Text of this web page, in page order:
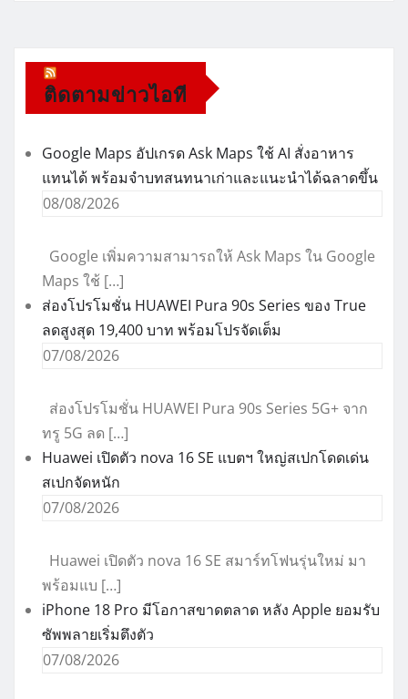
ติดตามข่าวไอที
Google Maps อัปเกรด Ask Maps ใช้ AI สั่งอาหาร
แทนได้ พร้อมจำบทสนทนาเก่าและแนะนำได้ฉลาดขึ้น
08/08/2026
Google เพิ่มความสามารถให้ Ask Maps ใน Google
Maps ใช้ […]
ส่องโปรโมชั่น HUAWEI Pura 90s Series ของ True
ลดสูงสุด 19,400 บาท พร้อมโปรจัดเต็ม
07/08/2026
ส่องโปรโมชั่น HUAWEI Pura 90s Series 5G+ จาก
ทรู 5G ลด […]
Huawei เปิดตัว nova 16 SE แบตฯ ใหญ่สเปกโดดเด่น
สเปกจัดหนัก
07/08/2026
Huawei เปิดตัว nova 16 SE สมาร์ทโฟนรุ่นใหม่ มา
พร้อมแบ […]
iPhone 18 Pro มีโอกาสขาดตลาด หลัง Apple ยอมรับ
ซัพพลายเริ่มตึงตัว
07/08/2026